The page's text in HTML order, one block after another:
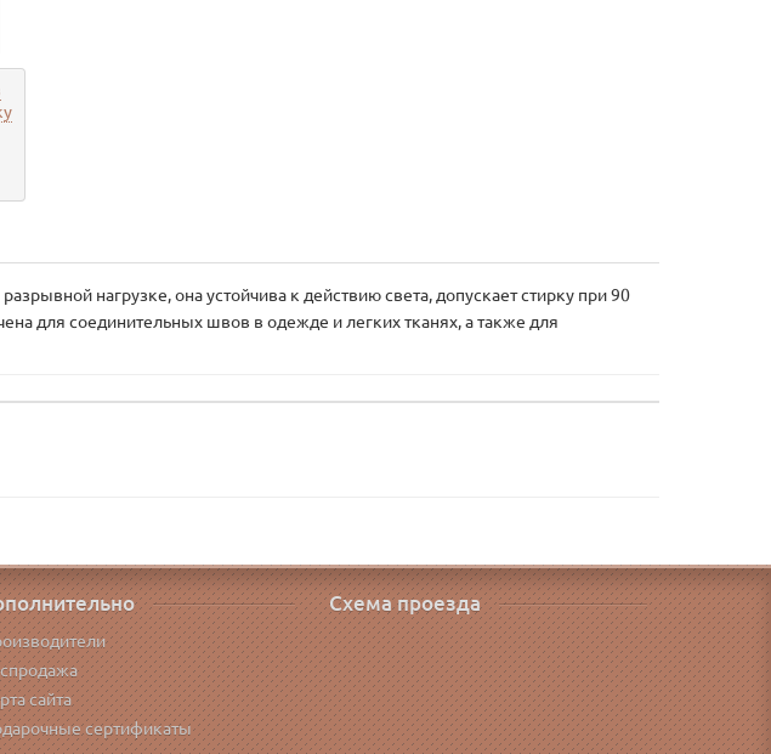
нагрузке, она устойчива к действию света, допускает стирку при 90
для соединительных швов в одежде и легких тканях, а также для
сайта
сертификаты
Схема проезда